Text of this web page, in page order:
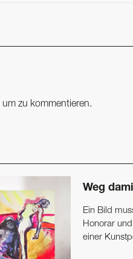
um zu kommentieren.
Weg
Ein Bild
Honorar
einer